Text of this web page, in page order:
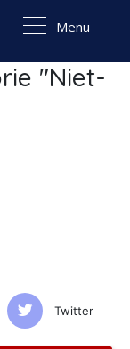
Menu
"Niet-
Twitter